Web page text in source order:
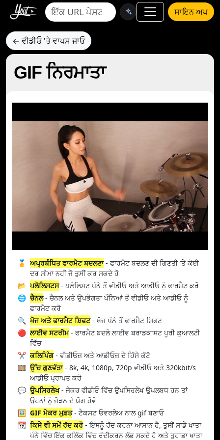
ਸਾਇਨ ਅਪ
← ਵੀਡੀਓ 'ਤੇ ਵਾਪਸ ਜਾਓ
GIF ਨਿਰਮਾਤਾ
🥇 ਅਪ੍ਰਬੰਧਿਤ ਫਾਰਮੈਟ ਬਦਲਣਾ- ਫਾਰਮੈਟ ਬਦਲਣ ਦੀ ਗਿਣਤੀ 'ਤੇ ਕੋਈ
ਦਰ ਸੀਮਾ ਨਹੀਂ ਜੋ ਤੁਸੀਂ ਕਰ ਸਕਦੇ ਹੋ
📂 ਪਲੇਲਿਸਟਸ- ਪਲੇਲਿਸਟ ਪੰਨੇ ਤੋਂ ਵੀਡੀਓ ਅਤੇ ਆਡੀਓ ਨੂੰ ਫਾਰਮੈਟ ਕਰੋ
🌐 ਚੈਨਲ- ਚੈਨਲ ਅਤੇ ਉਪਭੋਗਤਾ ਪੰਨਿਆਂ ਤੋਂ ਵੀਡੀਓ ਅਤੇ ਆਡੀਓ ਨੂੰ
ਫਾਰਮੈਟ ਕਰੋ
🔍 ਖੋਜ ਅਤੇ ਫਾਰਮੈਟ ਸ਼ਿਫਟ- ਖੋਜ ਪੰਨੇ ਤੋਂ ਫਾਰਮੈਟ ਸ਼ਿਫਟ
🔴 ਲਾਈਵ ਸਟਰੀਮ- ਫਾਰਮੈਟ ਬਦਲੋ ਲਾਈਵ ਬਰਾਡਕਾਸਟ ਪੂਰੀ ਕੁਆਲਟੀ
ਵਿੱਚ
✂️ ਕਲਿਪਿੰਗ- ਵੀਡੀਓਜ਼ ਅਤੇ ਆਡੀਓਜ਼ ਦੇ ਹਿੱਸੇ ਕੱਟੋ
🎞️ ਉੱਚ ਗੁਣਵੱਤਾ- 8k, 4k, 1080p, 720p ਵੀਡੀਓ ਅਤੇ 320kbit/s
ਆਡੀਓ ਪ੍ਰਾਪਤ ਕਰੋ
💬 ਉਪਸਿਰਲੇਖ- ਜੇਕਰ ਵੀਡੀਓ ਵਿੱਚ ਉਪਸਿਰਲੇਖ ਉਪਲਬਧ ਹਨ ਤਾਂ
ਉਹਨਾਂ ਨੂੰ ਜੋੜਨ ਦੇ ਯੋਗ ਹੋਵੋ
🖼️ GIF ਮੇਕਰ ਮੁਫ਼ਤ- ਟੈਕਸਟ ਓਵਰਲੇਅ ਨਾਲ gif ਬਣਾਓ
📆 ਕਿਸੇ ਵੀ ਸਮੇਂ ਰੱਦ ਕਰੋ- ਇਸਨੂੰ ਰੱਦ ਕਰਨਾ ਆਸਾਨ ਹੈ, ਤੁਸੀਂ ਸਾਡੇ ਖਾਤਾ
ਪੰਨੇ ਵਿੱਚ ਇੱਕ ਕਲਿੱਕ ਵਿੱਚ ਰੱਦੀਕਰਨ ਲੱਭ ਸਕਦੇ ਹੋ ਅਤੇ ਤੁਹਾਡਾ ਖਾਤਾ